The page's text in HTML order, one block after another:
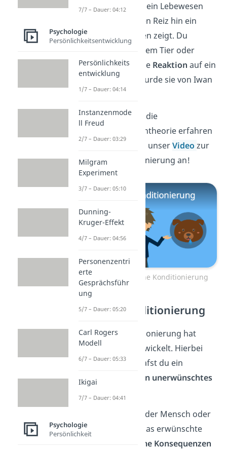
geht es darum, dass ein Lebewesen
auf einen bestimmten Reiz hin ein
bestimmtes Verhalten zeigt. Du
erlernst hier also einem Tier oder
einem Menschen eine Reaktion auf ein
Signal. Begründet wurde sie von Iwan
Pawlow.
Wenn du mehr über die
behavioristische Lerntheorie erfahren
willst, schau dir gern unserVideo zur
klassischen Konditionierung an!
Zum Video: Klassische Konditionierung
Operante Konditionierung
Die operante Konditionierung hat
Burrhus Skinner entwickelt. Hierbei
belohnst bzw. bestrafst du ein
erwünschtes bzw. ein unerwünschtes
Dein Ziel ist es, dass der Mensch oder
das Tier lernt, dass das erwünschte
angenehme Konsequenzen
7/7 – Dauer: 04:12
Psychologie
Persönlichkeitsentwicklung
Persönlichkeits
entwicklung
1/7 – Dauer: 04:14
Instanzenmode
ll Freud
2/7 – Dauer: 03:29
Milgram
Experiment
3/7 – Dauer: 05:10
Dunning-
Kruger-Effekt
4/7 – Dauer: 04:56
Personenzentri
erte
Gesprächsführ
ung
5/7 – Dauer: 05:20
Carl Rogers
Modell
6/7 – Dauer: 05:33
Ikigai
7/7 – Dauer: 04:41
Psychologie
Persönlichkeit